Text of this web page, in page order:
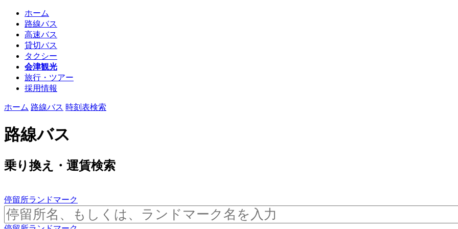
ホーム
路線バス
高速バス
貸切バス
タクシー
会津観光
旅行・ツアー
採用情報
ホーム 路線バス 時刻表検索
路線バス
乗り換え・運賃検索
停留所ランドマーク